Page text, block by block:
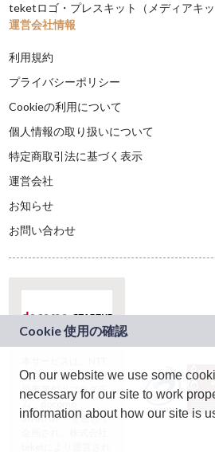
teketロゴ・プレスキット（メディアキッ
運営会社情報
利用規約
プライバシーポリシー
Cookieの利用について
個人情報の取り扱いについて
特定商取引法に基づく表示
運営会社
お知らせ
お問い合わせ
ドコモグループの新
規事業創出プログラ
ム「docomo
STARTUP」を通じて
On our website we use some
necessary for our site to work
information about how our site is